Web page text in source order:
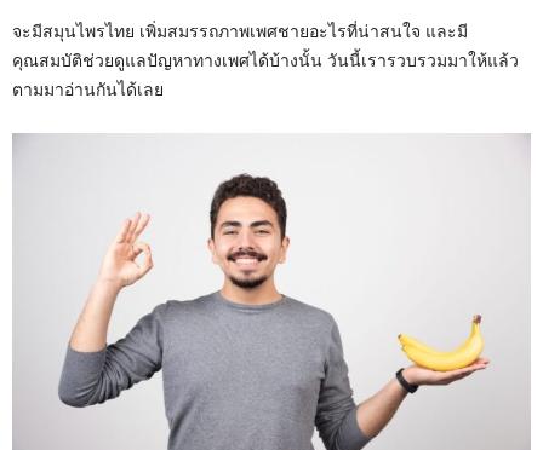
จะมีสมุนไพรไทย เพิ่มสมรรถภาพเพศชายอะไรที่น่าสนใจ และมี
คุณสมบัติช่วยดูแลปัญหาทางเพศได้บ้างนั้น วันนี้เรารวบรวมมาให้แล้ว
ตามมาอ่านกันได้เลย